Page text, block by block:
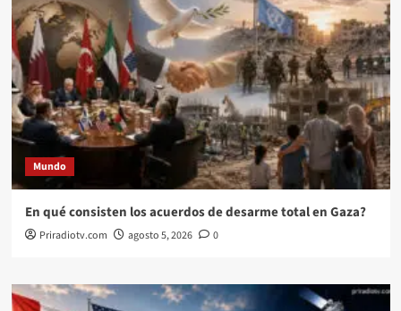
Mundo
En qué consisten los acuerdos de desarme total en Gaza?
Priradiotv.com agosto 5, 2026 0